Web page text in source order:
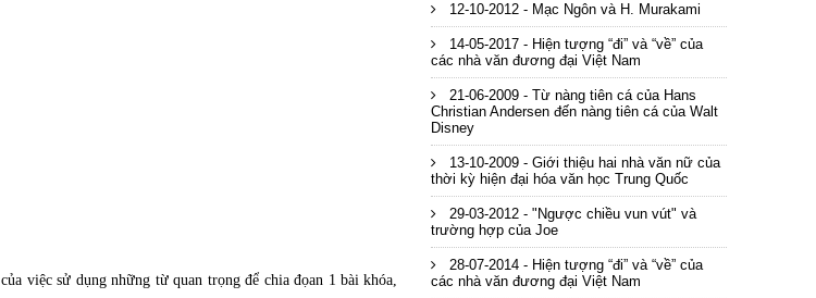
việc sử dụng những từ quan trọng để chia đọan 1 bài khóa,
12-10-2012 - Mạc Ngôn và H. Murakami
14-05-2017 - Hiện tượng “đi” và “về” của
các nhà văn đương đại Việt Nam
21-06-2009 - Từ nàng tiên cá của Hans
Christian Andersen đến nàng tiên cá của Walt
Disney
13-10-2009 - Giới thiệu hai nhà văn nữ của
thời kỳ hiện đại hóa văn học Trung Quốc
29-03-2012 - "Ngược chiều vun vút" và
trường hợp của Joe
28-07-2014 - Hiện tượng “đi” và “về” của
các nhà văn đương đại Việt Nam